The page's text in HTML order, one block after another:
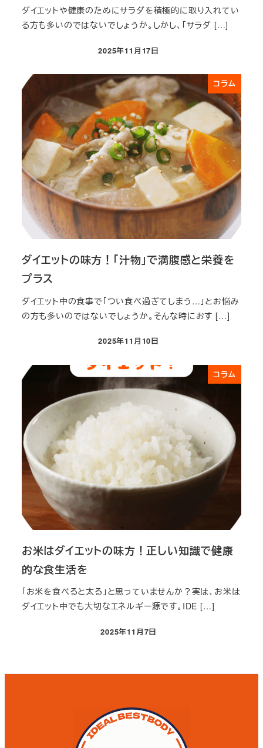
ダイエットや健康のためにサラダを積極的に取り入れてい
る方も多いのではないでしょうか。しかし、「サラダ […]
投稿日
2025年11月17日
コラム
ダイエットの味方！「汁物」で満腹感と栄養を
プラス
ダイエット中の食事で「つい食べ過ぎてしまう…」とお悩み
の方も多いのではないでしょうか。そんな時におす […]
投稿日
2025年11月10日
コラム
お米はダイエットの味方！正しい知識で健康
的な食生活を
「お米を食べると太る」と思っていませんか？実は、お米は
ダイエット中でも大切なエネルギー源です。IDE […]
投稿日
2025年11月7日